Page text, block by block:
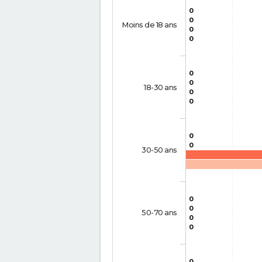
0
0
0
0
0
0
0
0
0
0
0
0
0
0
Moins de 18 ans
18-30 ans
30-50 ans
50-70 ans